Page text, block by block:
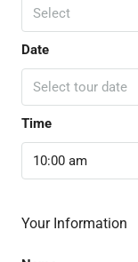
Select
Date
Select tour date
Time
10:00 am
Your Information